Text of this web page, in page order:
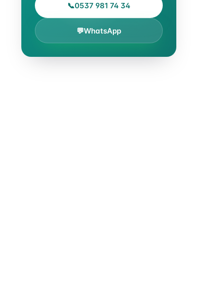
📞0537 981 74 34
💬WhatsApp